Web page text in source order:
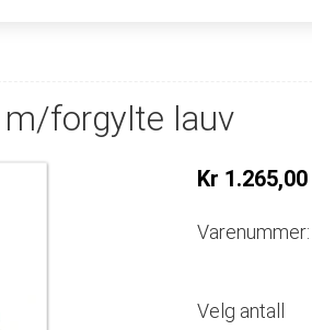
forgylte lauv
Kr 1.265,00
Velg antall